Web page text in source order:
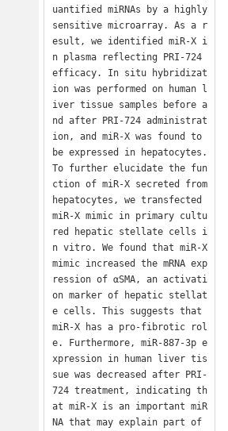
uantified miRNAs by a highly
sensitive microarray. As a r
esult, we identified miR-X i
n plasma reflecting PRI-724
efficacy. In situ hybridizat
ion was performed on human l
iver tissue samples before a
nd after PRI-724 administrat
ion, and miR-X was found to
be expressed in hepatocytes.
To further elucidate the fun
ction of miR-X secreted from
hepatocytes, we transfected
miR-X mimic in primary cultu
red hepatic stellate cells i
n vitro. We found that miR-X
mimic increased the mRNA exp
ression of αSMA, an activati
on marker of hepatic stellat
e cells. This suggests that
miR-X has a pro-fibrotic rol
e. Furthermore, miR-887-3p e
xpression in human liver tis
sue was decreased after PRI-
724 treatment, indicating th
at miR-X is an important miR
NA that may explain part of